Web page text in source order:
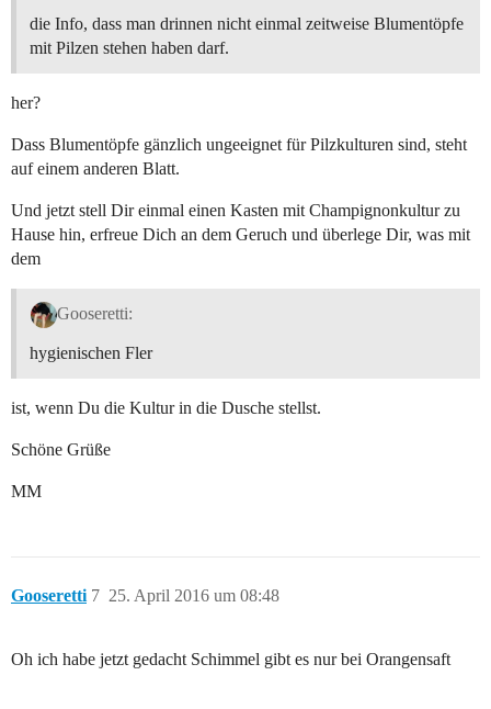
die Info, dass man drinnen nicht einmal zeitweise Blumentöpfe
mit Pilzen stehen haben darf.
her?
Dass Blumentöpfe gänzlich ungeeignet für Pilzkulturen sind, steht
auf einem anderen Blatt.
Und jetzt stell Dir einmal einen Kasten mit Champignonkultur zu
Hause hin, erfreue Dich an dem Geruch und überlege Dir, was mit
dem
Gooseretti:
hygienischen Fler
ist, wenn Du die Kultur in die Dusche stellst.
Schöne Grüße
MM
Gooseretti 25. April 2016 um 08:48
7
Oh ich habe jetzt gedacht Schimmel gibt es nur bei Orangensaft